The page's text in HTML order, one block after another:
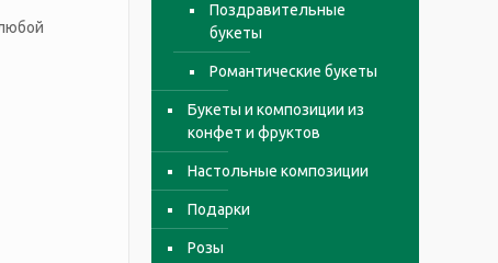
Поздравительные
букеты
Романтические букеты
Букеты и композиции из
конфет и фруктов
Настольные композиции
Подарки
Розы